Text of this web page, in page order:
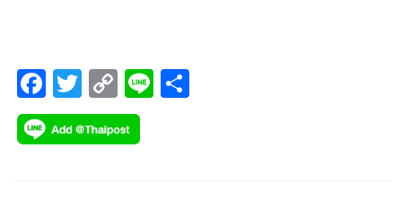
F
ac
e
T
wi
tt
C
o
p
Li